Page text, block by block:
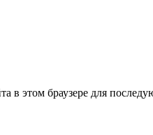
в этом браузере для